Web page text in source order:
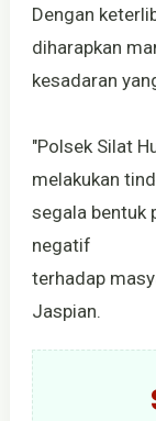
Dengan
diharapkan
kesadaran
"Polsek Silat
melakukan
segala bentuk
negatif
terhadap
Jaspian.